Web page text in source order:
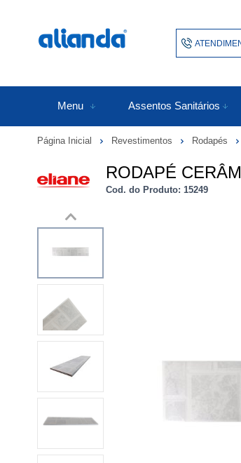
Menu Assentos Sanitários
Página Inicial Revestimentos Rodapés
RODAPÉ
Cod. do Produto: 15249